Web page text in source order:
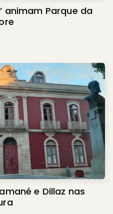
animam Parque da
e Dillaz nas